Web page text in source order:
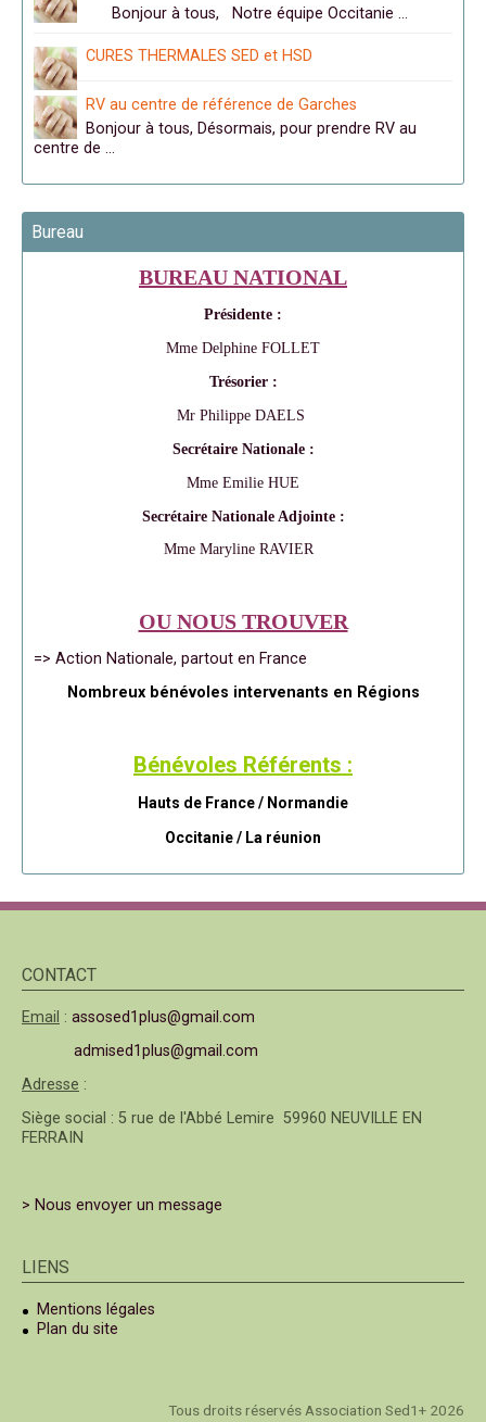
Bonjour à tous, Notre équipe Occitanie …
CURES THERMALES SED et HSD
RV au centre de référence de Garches
Bonjour à tous, Désormais, pour prendre RV au
centre de …
Bureau
BUREAU NATIONAL
Présidente :
Mme Delphine FOLLET
Trésorier :
Mr Philippe DAELS
Secrétaire Nationale :
Mme Emilie HUE
Secrétaire Nationale Adjointe :
Mme Maryline RAVIER
OU NOUS TROUVER
=> Action Nationale, partout en France
Nombreux bénévoles intervenants en Régions
Bénévoles Référents :
Hauts de France / Normandie
Occitanie / La réunion
CONTACT
Email : assosed1plus@gmail.com
admised1plus@gmail.com
Adresse :
Siège social : 5 rue de l'Abbé Lemire 59960 NEUVILLE EN
FERRAIN
> Nous envoyer un message
LIENS
Mentions légales
Plan du site
Tous droits réservés Association Sed1+ 2026